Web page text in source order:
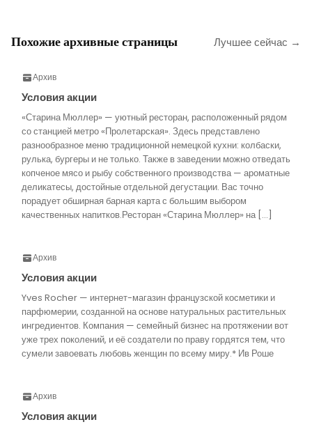
Похожие архивные страницы Лучшее сейчас →
Архив
Условия акции
«Старина Мюллер» — уютный ресторан, расположенный рядом
со станцией метро «Пролетарская». Здесь представлено
разнообразное меню традиционной немецкой кухни: колбаски,
рулька, бургеры и не только. Также в заведении можно отведать
копченое мясо и рыбу собственного производства — ароматные
деликатесы, достойные отдельной дегустации. Вас точно
порадует обширная барная карта с большим выбором
качественных напитков.Ресторан «Старина Мюллер» на […]
Архив
Условия акции
Yves Rocher — интернет-магазин французской косметики и
парфюмерии, созданной на основе натуральных растительных
ингредиентов. Компания — семейный бизнес на протяжении вот
уже трех поколений, и её создатели по праву гордятся тем, что
сумели завоевать любовь женщин по всему миру.* Ив Роше
Архив
Условия акции